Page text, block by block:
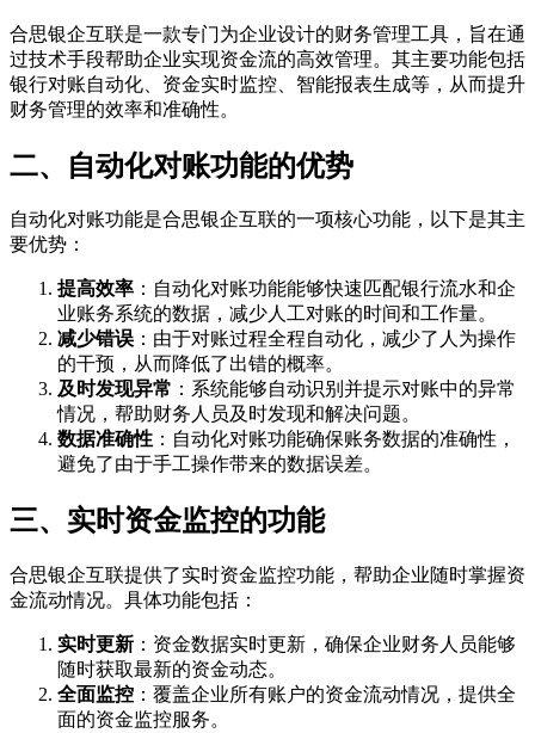
合思银企互联是一款专门为企业设计的财务管理工具，旨在通
过技术手段帮助企业实现资金流的高效管理。其主要功能包括
银行对账自动化、资金实时监控、智能报表生成等，从而提升
财务管理的效率和准确性。
二、自动化对账功能的优势
自动化对账功能是合思银企互联的一项核心功能，以下是其主
要优势：
提高效率 ：自动化对账功能能够快速匹配银行流水和企
业账务系统的数据，减少人工对账的时间和工作量。
减少错误 ：由于对账过程全程自动化，减少了人为操作
的干预，从而降低了出错的概率。
及时发现异常 ：系统能够自动识别并提示对账中的异常
情况，帮助财务人员及时发现和解决问题。
数据准确性 ：自动化对账功能确保账务数据的准确性，
避免了由于手工操作带来的数据误差。
三、实时资金监控的功能
合思银企互联提供了实时资金监控功能，帮助企业随时掌握资
金流动情况。具体功能包括：
实时更新 ：资金数据实时更新，确保企业财务人员能够
随时获取最新的资金动态。
全面监控 ：覆盖企业所有账户的资金流动情况，提供全
面的资金监控服务。